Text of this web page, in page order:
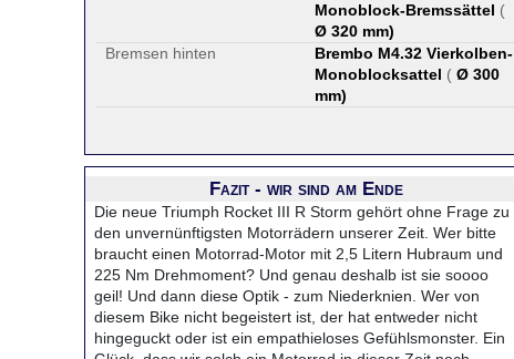
Monoblock-Bremssättel (
Ø 320 mm)
Bremsen hinten
Brembo M4.32 Vierkolben-
Monoblocksattel ( Ø 300
mm)
Fazit - wir sind am Ende
Die neue Triumph Rocket III R Storm gehört ohne Frage zu
den unvernünftigsten Motorrädern unserer Zeit. Wer bitte
braucht einen Motorrad-Motor mit 2,5 Litern Hubraum und
225 Nm Drehmoment? Und genau deshalb ist sie soooo
geil! Und dann diese Optik - zum Niederknien. Wer von
diesem Bike nicht begeistert ist, der hat entweder nicht
hingeguckt oder ist ein empathieloses Gefühlsmonster. Ein